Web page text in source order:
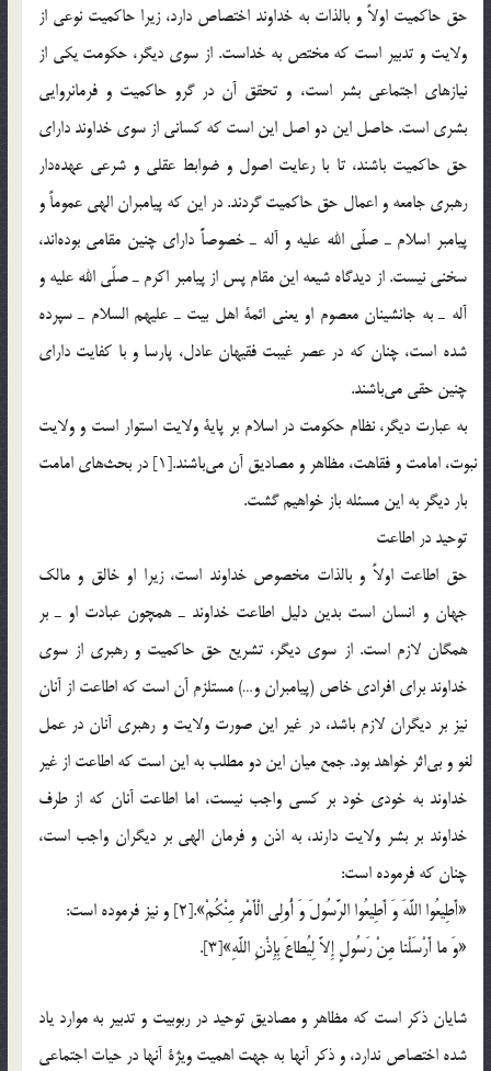
حق حاكميت اولاً و بالذات به خداوند اختصاص دارد، زيرا حاكميت نوعي از
ولايت و تدبير است كه مختص به خداست. از سوي ديگر، حكومت يكي از
نيازهاي اجتماعي بشر است، و تحقق آن در گرو حاكميت و فرمانروايي
بشري است. حاصل اين دو اصل اين است كه كساني از سوي خداوند داراي
حق حاكميت باشند، تا با رعايت اصول و ضوابط عقلي و شرعي عهده‎دار
رهبري جامعه و اعمال حق حاكميت گردند. در اين كه پيامبران الهي عموماً و
پيامبر اسلام ـ صلّي الله عليه و آله ـ خصوصاًَ داراي چنين مقامي بوده‎اند،
سخني نيست. از ديدگاه شيعه اين مقام پس از پيامبر اكرم ـ صلّي الله عليه و
آله ـ به جانشينان معصوم او يعني ائمة اهل بيت ـ عليهم السلام ـ سپرده
شده است، ‌چنان كه در عصر غيبت فقيهان عادل، پارسا و با كفايت داراي
چنين حقي مي‎باشند.
به عبارت ديگر، نظام حكومت در اسلام بر پاية ولايت استوار است و ولايت
نبوت، امامت و فقاهت، مظاهر و مصاديق آن مي‎باشند.[1] در بحث‎هاي امامت
بار ديگر به اين مسئله باز خواهيم گشت.
توحيد در اطاعت
حق اطاعت اولاً و بالذات مخصوص خداوند است، زيرا او خالق و مالك
جهان و انسان است بدين دليل اطاعت خداوند ـ همچون عبادت او ـ بر
همگان لازم است. از سوي ديگر، تشريع حق حاكميت و رهبري از سوي
خداوند براي افرادي خاص (پيامبران و…) مستلزم آن است كه اطاعت از آنان
نيز بر ديگران لازم باشد، در غير اين صورت ولايت و رهبري آنان در عمل
لغو و بي‎اثر خواهد بود. جمع ميان اين دو مطلب به اين است كه اطاعت از غير
خداوند به خودي خود بر كسي واجب نيست، ‌اما اطاعت آنان كه از طرف
خداوند بر بشر ولايت دارند، به اذن و فرمان الهي بر ديگران واجب است،
چنان كه فرموده است:
«أَطِيعُوا اللَّهَ وَ أَطِيعُوا الرَّسُولَ وَ أُولِي الْأَمْرِ مِنْكُمْ».[2] و نيز فرموده است:
«وَ ما أَرْسَلْنا مِنْ رَسُولٍ إِلاَّ لِيُطاعَ بِإِذْنِ اللَّهِ»[3].
شايان ذكر است كه مظاهر و مصاديق توحيد در ربوبيت و تدبير به موارد ياد
شده اختصاص ندارد، و ذكر آنها به جهت اهميت ويژة آنها در حيات اجتماعي